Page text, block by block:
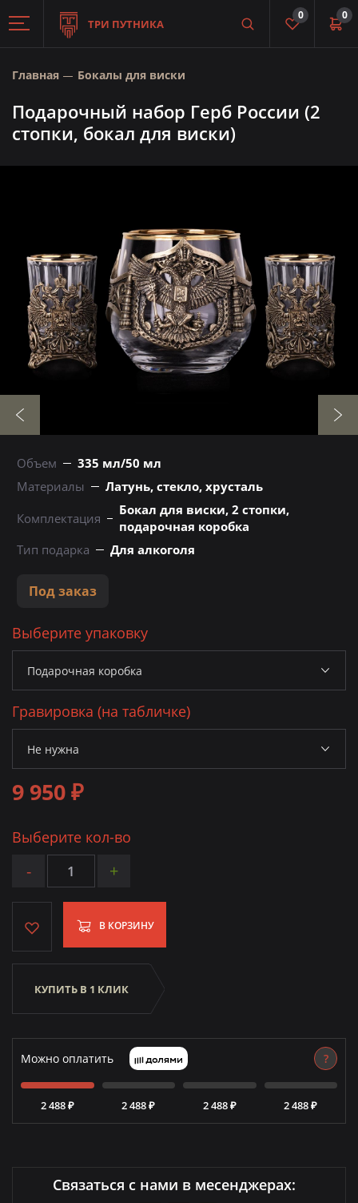
ТРИ ПУТНИКА
0
0
Главная Бокалы для виски
Подарочный набор Герб России (2
стопки, бокал для виски)
Объем
335 мл/50 мл
Материалы
Латунь, стекло, хрусталь
Комплектация
Бокал для виски, 2 стопки,
подарочная коробка
Тип подарка
Для алкоголя
Под заказ
Выберите упаковку
Гравировка (на табличке)
9 950 ₽
Выберите кол-во
- +
В КОРЗИНУ
КУПИТЬ В 1 КЛИК
Можно оплатить ?
2 488 ₽ 2 488 ₽ 2 488 ₽ 2 488 ₽
Связаться с нами в месенджерах: